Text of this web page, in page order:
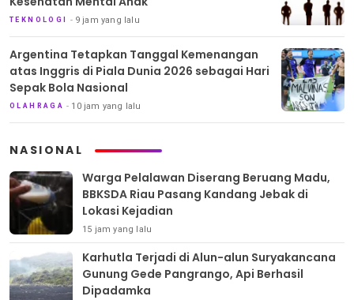
TEKNOLOGI 9 jam yang lalu
Argentina Tetapkan Tanggal Kemenangan
atas Inggris di Piala Dunia 2026 sebagai Hari
Sepak Bola Nasional
OLAHRAGA 10 jam yang lalu
NASIONAL
Warga Pelalawan Diserang Beruang Madu,
BBKSDA Riau Pasang Kandang Jebak di
Lokasi Kejadian
15 jam yang lalu
Karhutla Terjadi di Alun-alun Suryakancana
Gunung Gede Pangrango, Api Berhasil
Dipadamka